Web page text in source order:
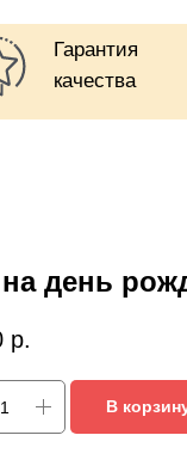
Гарантия
качества
день
р.
В